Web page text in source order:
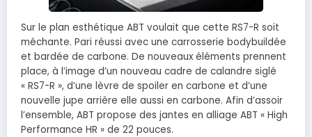
Sur le plan esthétique ABT voulait que cette RS7-R soit
méchante. Pari réussi avec une carrosserie bodybuildée
et bardée de carbone. De nouveaux éléments prennent
place, à l’image d’un nouveau cadre de calandre siglé
« RS7-R », d’une lèvre de spoiler en carbone et d’une
nouvelle jupe arrière elle aussi en carbone. Afin d’assoir
l’ensemble, ABT propose des jantes en alliage ABT « High
Performance HR » de 22 pouces.